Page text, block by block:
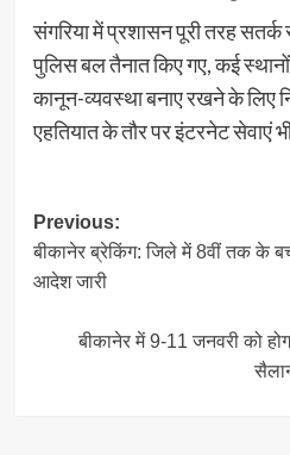
संगरिया में प्रशासन पूरी तरह सतर्क
पुलिस बल तैनात किए गए, कई
कानून-व्यवस्था बनाए रखने के लिए
एहतियात के तौर पर इंटरनेट सेवाएं
Post
navigation
Previous:
बीकानेर ब्रेकिंग: जिले में 8वीं तक के
आदेश जारी
बीकानेर में 9-11 जनवरी को